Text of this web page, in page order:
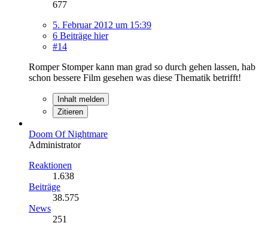
677
5. Februar 2012 um 15:39
6 Beiträge hier
#14
Romper Stomper kann man grad so durch gehen lassen, hab
schon bessere Film gesehen was diese Thematik betrifft!
Inhalt melden
Zitieren
Doom Of Nightmare
Administrator
Reaktionen
1.638
Beiträge
38.575
News
251